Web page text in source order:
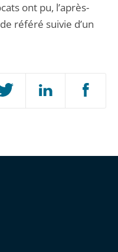
ont pu, l’après-
référé suivie d’un